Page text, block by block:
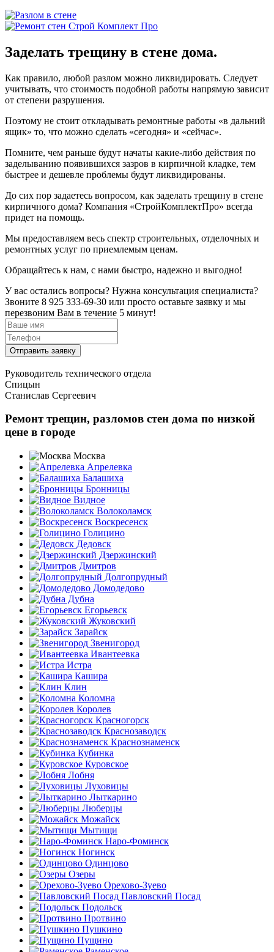
Заделать трещину в стене дома.
Как правило, любой разлом можно ликвидировать. Следует
учитывать, что стоимость подобной работы напрямую зависит
от степени разрушения.
Поэтому не стоит откладывать ремонтные работы «в дальний
ящик» то, что можно сделать «сегодня» и «сейчас».
Помните, чем раньше будут начаты какие-либо действия по
заделыванию появившихся зазров в кирпичной кладке, тем
быстрее и дешевле проблемы будут ликвидированы.
До сих пор задаетесь вопросом, как заделать трещину в стене
кирпичного дома? Компания «СтройКомплектПро» всегда
придет на помощь.
Мы предоставляем весь спектр строительных, отделочных и
ремонтных услуг по приемлемым ценам.
Обращайтесь к нам, с нами быстро, надежно и выгодно!
У вас остались вопросы? Нужна консультация специалиста?
Звоните 8 925 333-69-30 или просто оставьте заявку и мы
перезвоним Вам в течение 5 минут!
Руководитель технического отдела
Спицын
Станислав Сергеевич
Ремонт трещин, разломов стен дома по низкой
цене в городе
Москва
Апрелевка
Балашиха
Бронницы
Видное
Волоколамск
Воскресенск
Голицино
Дедовск
Дзержинский
Дмитров
Долгопрудный
Домодедово
Дубна
Егорьевск
Жуковский
Зарайск
Звенигород
Ивантеевка
Истра
Кашира
Клин
Коломна
Королев
Красногорск
Краснозаводск
Краснознаменск
Кубинка
Куровское
Лобня
Луховицы
Лыткарино
Люберцы
Можайск
Мытищи
Наро-Фоминск
Ногинск
Одинцово
Озеры
Орехово-Зуево
Павловский Посад
Подольск
Протвино
Пушкино
Пущино